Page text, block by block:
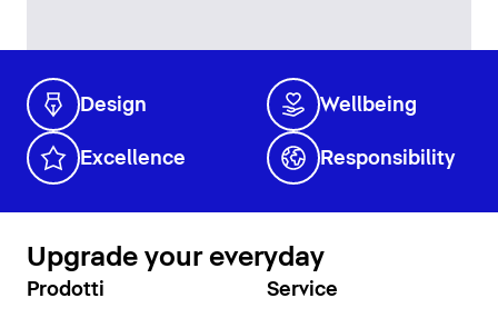
Design Wellbeing
Excellence Responsibility
Upgrade your everyday
Prodotti Service